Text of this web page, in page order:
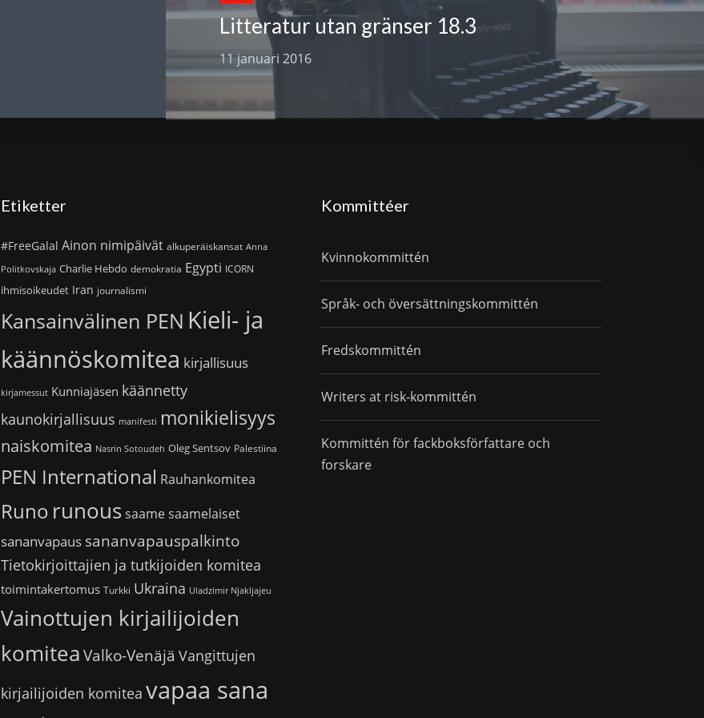
Litteratur utan gränser 18.3
11 januari 2016
Etiketter
#FreeGalal Ainon nimipäivät alkuperäiskansat Anna
Politkovskaja Charlie Hebdo demokratia Egypti ICORN
ihmisoikeudet Iran journalismi
Kansainvälinen PEN Kieli- ja
käännöskomitea kirjallisuus
kirjamessut Kunniajäsen käännetty
kaunokirjallisuus manifesti monikielisyys
naiskomitea Nasrin Sotoudeh Oleg Sentsov Palestiina
PEN International Rauhankomitea
Runo runoussaamesaamelaiset
sananvapaus sananvapauspalkinto
Tietokirjoittajien ja tutkijoiden komitea
toimintakertomus Turkki Ukraina Uladzimir Njakljajeu
Vainottujen kirjailijoiden
komitea Valko-Venäjä Vangittujen
kirjailijoiden komitea vapaa sana
Kommittéer
Kvinnokommittén
Språk- och översättningskommittén
Fredskommittén
Writers at risk-kommittén
Kommittén för fackboksförfattare och
forskare